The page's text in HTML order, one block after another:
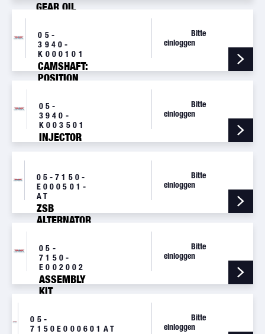
GEAR OIL
05-
3940-
K000101
CAMSHAFT:
POSITION
Bitte
einloggen
05-
3940-
K003501
INJECTOR
Bitte
einloggen
05-7150-
E000501-
AT
ZSB
ALTERNATOR
Bitte
einloggen
05-
7150-
E002002
ASSEMBLY
KIT
Bitte
einloggen
05-
7150E000601AT
Bitte
einloggen